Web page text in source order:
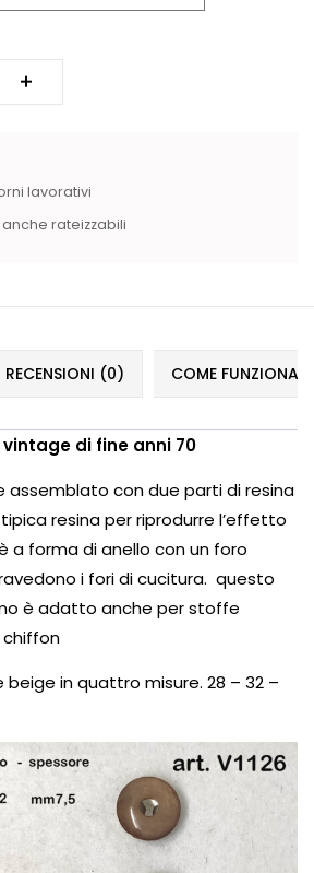
lavorativi
rateizzabili
RECENSIONI (0) COME
vintage di fine anni 70
con due parti di resina
tipica resina per riprodurre l’effetto
a forma di anello con un foro
i fori di cucitura. questo
è adatto anche per stoffe
beige in quattro misure. 28 – 32 –